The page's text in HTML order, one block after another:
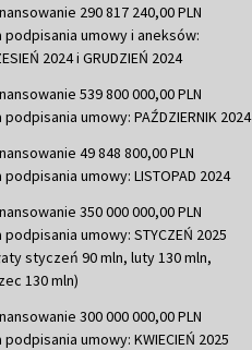
290 817 240,00 PLN
podpisania umowy i aneksów:
2024 i GRUDZIEŃ 2024
539 800 000,00 PLN
podpisania umowy: PAŹDZIERNIK 2024
49 848 800,00 PLN
podpisania umowy: LISTOPAD 2024
350 000 000,00 PLN
podpisania umowy: STYCZEŃ 2025
styczeń 90 mln, luty 130 mln,
130 mln)
300 000 000,00 PLN
podpisania umowy: KWIECIEŃ 2025